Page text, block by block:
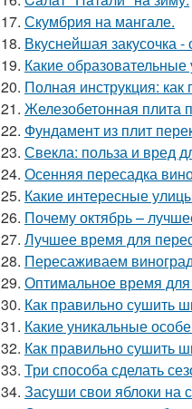
17. Скумбрия на мангале.
18. Вкуснейшая закусочка -
19. Какие
20. Полная инструкция:
21. Железобетонная плита
22. Фундамент из плит
23. Свекла: польза и вред
24. Осенняя пересадка
25. Какие интересные
26. Почему октябрь –
27. Лучшее время для
28. Пересаживаем
29. Оптимальное время для
30. Как правильно сушить
31. Какие уникальные
32. Как правильно сушить
33. Три способа сделать
34. Засуши свои яблоки на